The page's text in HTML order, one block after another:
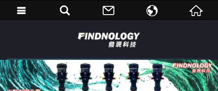
English